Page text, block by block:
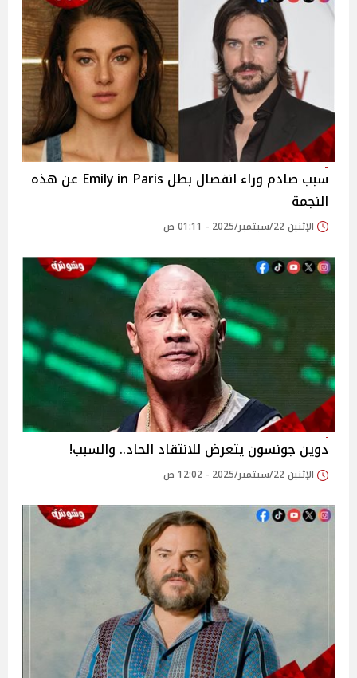
سبب صادم وراء انفصال بطل Emily in Paris عن هذه
النجمة
الإثنين 22/سبتمبر/2025 - 01:11 ص
دوين جونسون يتعرض للانتقاد الحاد.. والسبب!
الإثنين 22/سبتمبر/2025 - 12:02 ص